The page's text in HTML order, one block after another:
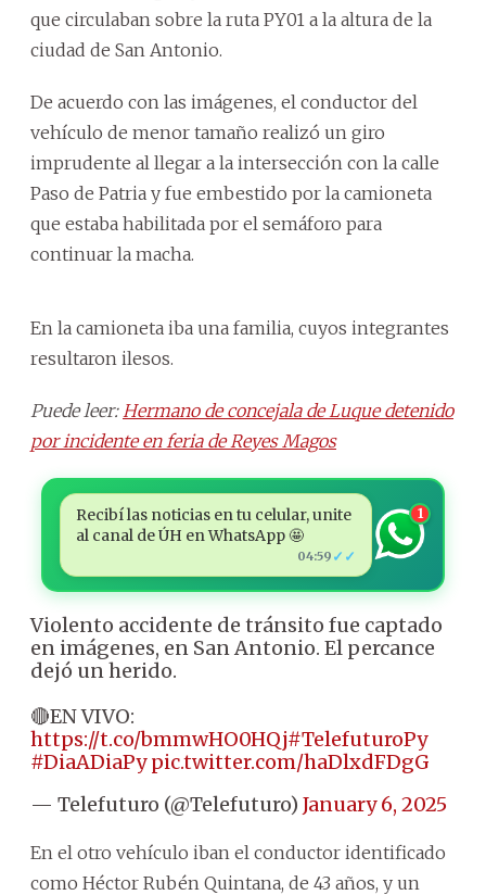
que circulaban sobre la ruta PY01 a la altura de la
ciudad de San Antonio.
De acuerdo con las imágenes, el conductor del
vehículo de menor tamaño realizó un giro
imprudente al llegar a la intersección con la calle
Paso de Patria y fue embestido por la camioneta
que estaba habilitada por el semáforo para
continuar la macha.
En la camioneta iba una familia, cuyos integrantes
resultaron ilesos.
Puede leer: Hermano de concejala de Luque detenido
por incidente en feria de Reyes Magos
Recibí las noticias en tu celular, unite
al canal de ÚH en WhatsApp 🤩
04:59 ✓✓
1
Violento accidente de tránsito fue captado
en imágenes, en San Antonio. El percance
dejó un herido.
🔴EN VIVO:
https://t.co/bmmwHO0HQj#TelefuturoPy
#DiaADiaPy pic.twitter.com/haDlxdFDgG
— Telefuturo (@Telefuturo) January 6, 2025
En el otro vehículo iban el conductor identificado
como Héctor Rubén Quintana, de 43 años, y un